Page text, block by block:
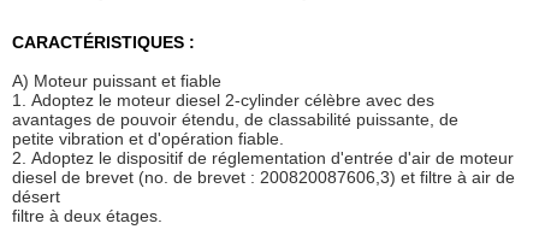
CARACTÉRISTIQUES :
A) Moteur puissant et fiable
1. Adoptez le moteur diesel 2-cylinder célèbre avec des
avantages de pouvoir étendu, de classabilité puissante, de
petite vibration et d'opération fiable.
2. Adoptez le dispositif de réglementation d'entrée d'air de moteur
diesel de brevet (no. de brevet : 200820087606,3) et filtre à air de
désert
filtre à deux étages.